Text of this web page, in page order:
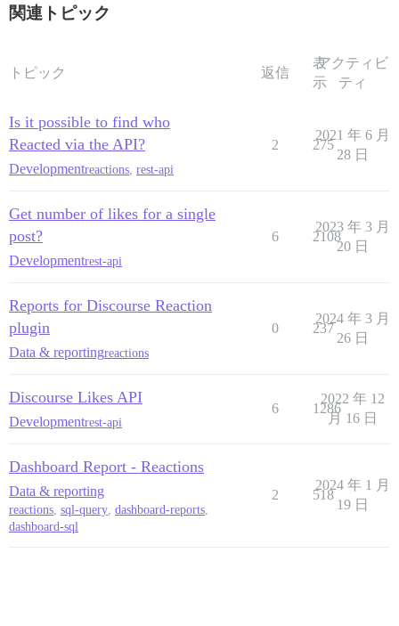
関連トピック
トピック 返信
表
示
アクティビ
ティ
Is it possible to find who
Reacted via the API?
Developmentreactions rest-api
2 275
2021 年 6 月
28 日
Get number of likes for a single
post?
Developmentrest-api
6 2108
2023 年 3 月
20 日
Reports for Discourse Reaction
plugin
Data & reportingreactions
0 237
2024 年 3 月
26 日
Discourse Likes API
Developmentrest-api
6 1286
2022 年 12
月 16 日
Dashboard Report - Reactions
Data & reporting
reactions, sql-query, dashboard-reports,
dashboard-sql
2 518
2024 年 1 月
19 日